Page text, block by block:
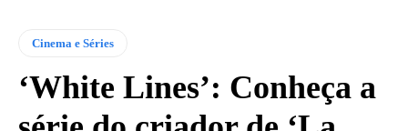
Cinema e Séries
‘White Lines’: Conheça a